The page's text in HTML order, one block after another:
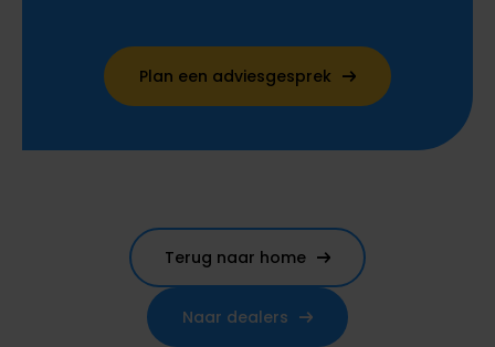
Plan een adviesgesprek
Terug naar home
Naar dealers